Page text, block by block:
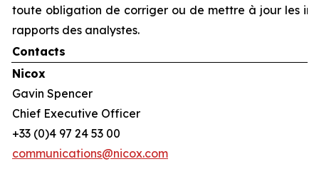
toute obligation de corriger ou de mettre à jour les
rapports des analystes.
Contacts
Nicox
Gavin Spencer
Chief Executive Officer
+33 (0)4 97 24 53 00
communications@nicox.com